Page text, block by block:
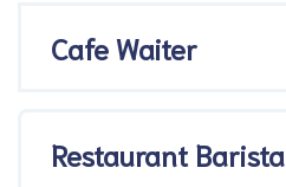
Cafe Waiter
Restaurant Barista